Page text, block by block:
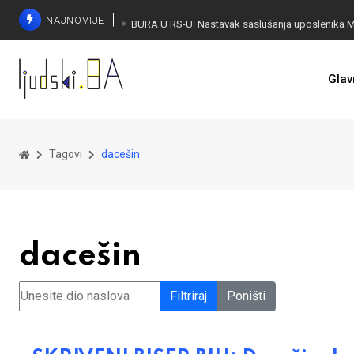
NAJNOVIJE
Tagovi dacešin
dacešin
Unesite dio naslova Filtriraj Poništi